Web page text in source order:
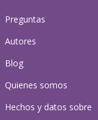
Preguntas
Autores
Blog
Quienes somos
Hechos y datos sobre